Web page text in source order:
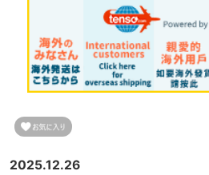
2025.12.26